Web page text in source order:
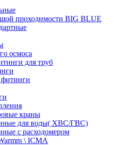
проходимости BIG BLUE
осмоса
для труб
краны
для воды( ХВС/ГВС)
с расходомером
\ ICMA